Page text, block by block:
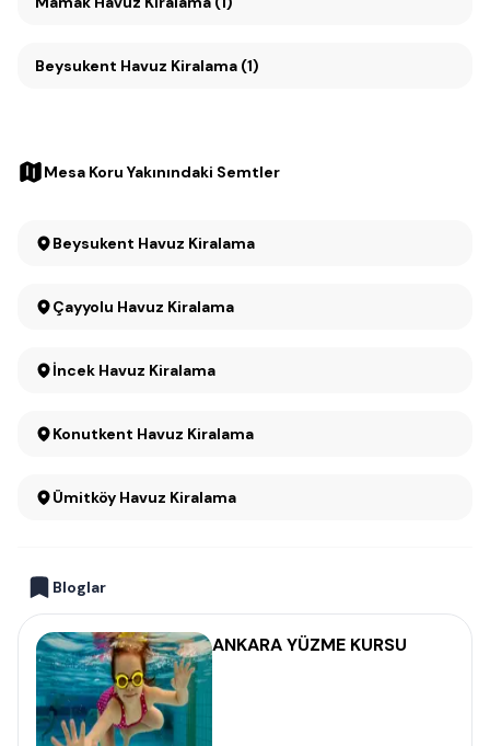
Beysukent Havuz Kiralama (1)
Mesa Koru Yakınındaki Semtler
Beysukent Havuz Kiralama
Çayyolu Havuz Kiralama
İncek Havuz Kiralama
Konutkent Havuz Kiralama
Ümitköy Havuz Kiralama
Bloglar
ANKARA YÜZME KURSU